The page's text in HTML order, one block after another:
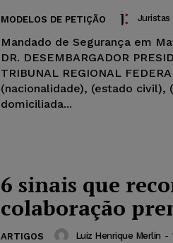
MODELOS DE PETIÇÃO Juristas
Mandado de Segurança em
DR. DESEMBARGADOR
TRIBUNAL REGIONAL
(nacionalidade), (estado civil),
domiciliada...
6 sinais que
colaboração
ARTIGOS Luiz Henrique Merlin -